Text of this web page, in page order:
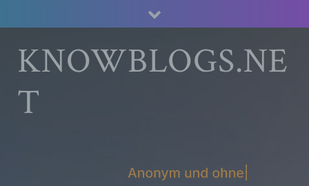
to
contentKNOWBLOGS.NE
T